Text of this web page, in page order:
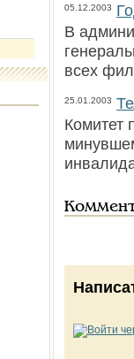
05.12.2003
В
всех
25.01.2003
Комитет